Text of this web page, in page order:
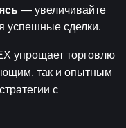
— увеличивайте
успешные сделки.
упрощает торговлю
так и опытным
с